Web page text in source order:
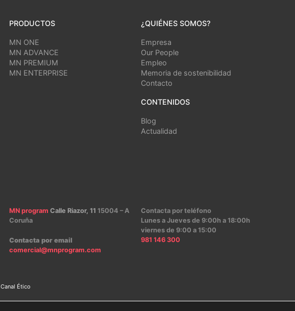
PRODUCTOS
MN ONE
MN ADVANCE
MN PREMIUM
MN ENTERPRISE
¿QUIÉNES SOMOS?
Empresa
Our People
Empleo
Memoria de sostenibilidad
Contacto
CONTENIDOS
Blog
Actualidad
MN program Calle Riazor, 11 15004 – A
Coruña
Contacta por email
comercial@mnprogram.com
Contacta por teléfono
Lunes a Jueves de 9:00h a 18:00h
viernes de 9:00 a 15:00
981 146 300
Canal Ético